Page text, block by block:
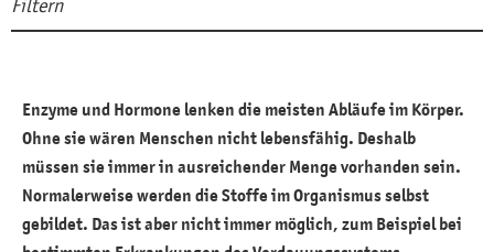
Mineralstoffe
Probiotika und Ballaststoffe
Saccharide
Sortierung
Enzyme und Hormone lenken die meisten Abläufe im Körper.
Ohne sie wären Menschen nicht lebensfähig. Deshalb
müssen sie immer in ausreichender Menge vorhanden sein.
Normalerweise werden die Stoffe im Organismus selbst
gebildet. Das ist aber nicht immer möglich, zum Beispiel bei